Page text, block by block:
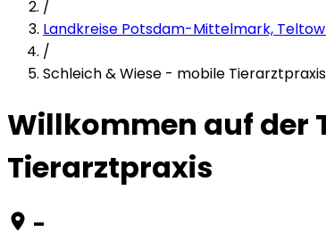
/
Landkreise Potsdam-Mittelmark,
/
Schleich & Wiese - mobile Tierarztpraxis
Willkommen auf der
Tierarztpraxis
-